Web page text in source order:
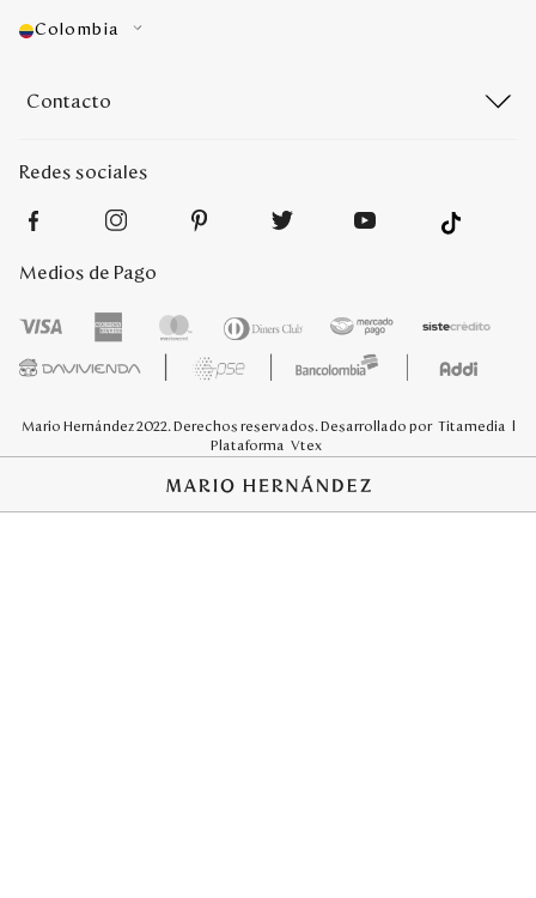
Colombia
Contacto
Redes sociales
Medios de Pago
Mario Hernández 2022. Derechos reservados. Desarrollado por Titamedia
Plataforma Vtex